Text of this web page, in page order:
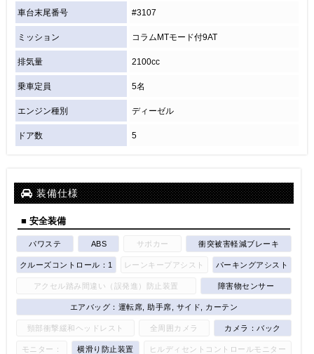
車台末尾番号 #3107
ミッション コラムMTモード付9AT
排気量 2100cc
乗車定員 5名
エンジン種別 ディーゼル
ドア数 5
装備仕様
■ 安全装備
パワステ ABS サポカー 衝突被害軽減ブレーキ
クルーズコントロール：1 レーンキープアシスト パーキングアシスト
アクセル踏み間違い（誤発進）防止装置 障害物センサー
エアバッグ：運転席, 助手席, サイド, カーテン
頸部衝撃緩和ヘッドレスト 全周囲カメラ カメラ：バック
モニター： 横滑り防止装置 ヒルディセントコントロールモニター